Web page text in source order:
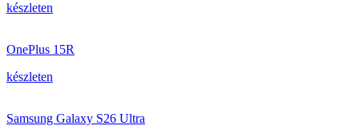
készleten
OnePlus 15R
készleten
Samsung Galaxy S26 Ultra